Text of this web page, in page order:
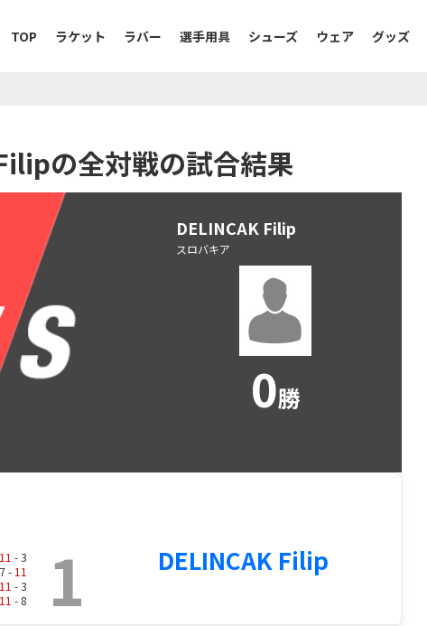
TOP ラケット ラバー 選手用具 シューズ ウェア グッズ
の全対戦の試合結果
DELINCAK Filip
スロバキア
0勝
11 - 3
7 - 11
11 - 3
11 - 8 1 DELINCAK Filip